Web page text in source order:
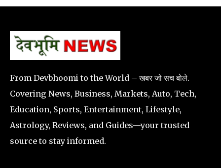
From Devbhoomi to the World – खबर जो सच बोले.
Covering News, Business, Markets, Auto, Tech,
Education, Sports, Entertainment, Lifestyle,
Astrology, Reviews, and Guides—your trusted
source to stay informed.